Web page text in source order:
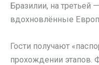
Бразилии, на третьей
вдохновлённые
Гости получают
прохождении